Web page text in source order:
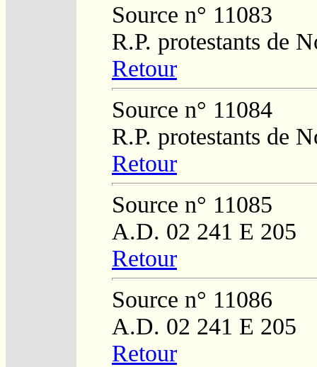
Source n° 11083
R.P. protestants de
Retour
Source n° 11084
R.P. protestants de
Retour
Source n° 11085
A.D. 02 241 E 205
Retour
Source n° 11086
A.D. 02 241 E 205
Retour